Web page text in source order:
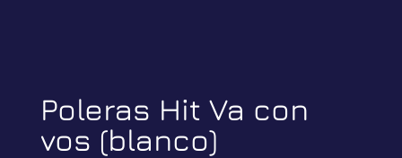
Poleras Hit Va con
vos (blanco)